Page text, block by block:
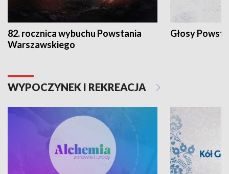
82. rocznica wybuchu Powstania
Warszawskiego
Głosy
WYPOCZYNEK I REKREACJA